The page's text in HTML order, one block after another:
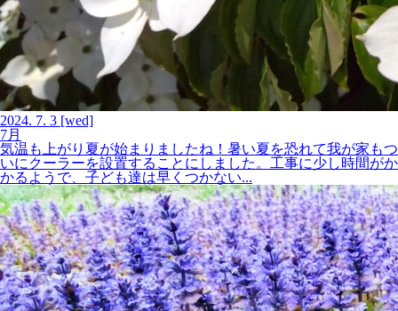
2024. 7. 3 [wed]
7月
気温も上がり夏が始まりましたね！暑い夏を恐れて我が家もつ
いにクーラーを設置することにしました。工事に少し時間がか
かるようで、子ども達は早くつかない...